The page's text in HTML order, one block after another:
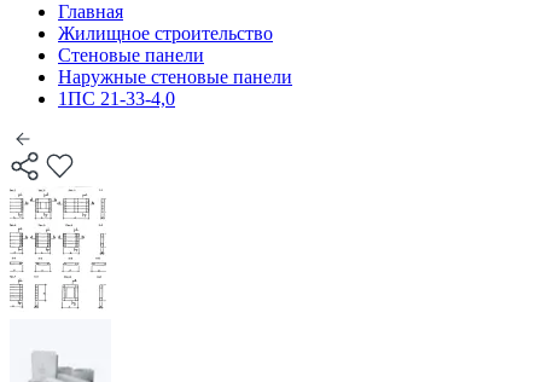
Главная
Жилищное строительство
Стеновые панели
Наружные стеновые панели
1ПС 21-33-4,0